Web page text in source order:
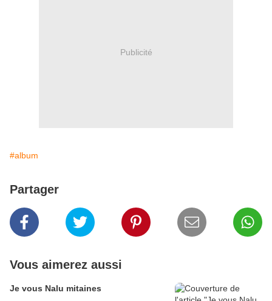
Publicité
#album
Partager
Vous aimerez aussi
Je vous Nalu mitaines